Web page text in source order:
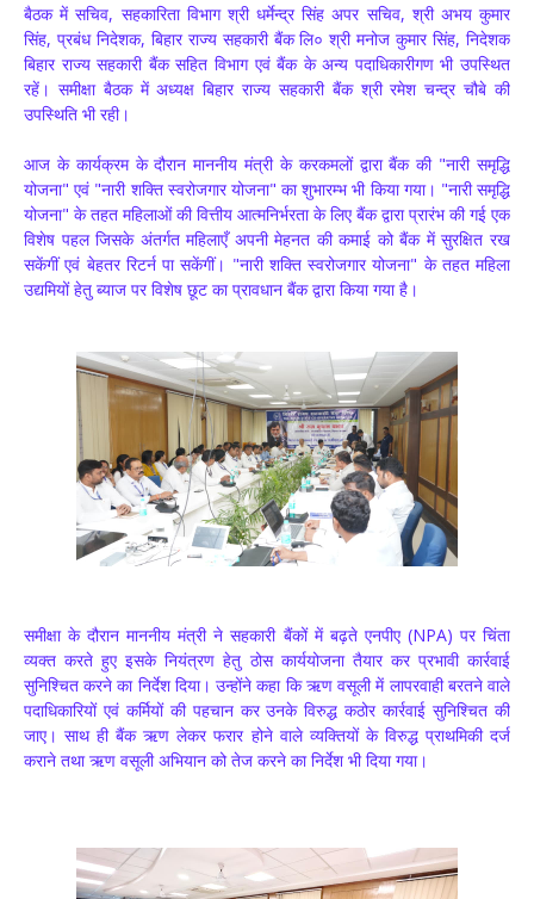
बैठक में सचिव, सहकारिता विभाग श्री धर्मेन्द्र सिंह अपर सचिव, श्री अभय कुमार
सिंह, प्रबंध निदेशक, बिहार राज्य सहकारी बैंक लि० श्री मनोज कुमार सिंह, निदेशक
बिहार राज्य सहकारी बैंक सहित विभाग एवं बैंक के अन्य पदाधिकारीगण भी उपस्थित
रहें। समीक्षा बैठक में अध्यक्ष बिहार राज्य सहकारी बैंक श्री रमेश चन्द्र चौबे की
उपस्थिति भी रही।
आज के कार्यक्रम के दौरान माननीय मंत्री के करकमलों द्वारा बैंक की "नारी समृद्धि
योजना" एवं "नारी शक्ति स्वरोजगार योजना" का शुभारम्भ भी किया गया। "नारी समृद्धि
योजना" के तहत महिलाओं की वित्तीय आत्मनिर्भरता के लिए बैंक द्वारा प्रारंभ की गई एक
विशेष पहल जिसके अंतर्गत महिलाएँ अपनी मेहनत की कमाई को बैंक में सुरक्षित रख
सकेंगीं एवं बेहतर रिटर्न पा सकेंगीं। "नारी शक्ति स्वरोजगार योजना" के तहत महिला
उद्यमियों हेतु ब्याज पर विशेष छूट का प्रावधान बैंक द्वारा किया गया है।
समीक्षा के दौरान माननीय मंत्री ने सहकारी बैंकों में बढ़ते एनपीए (NPA) पर चिंता
व्यक्त करते हुए इसके नियंत्रण हेतु ठोस कार्ययोजना तैयार कर प्रभावी कार्रवाई
सुनिश्चित करने का निर्देश दिया। उन्होंने कहा कि ऋण वसूली में लापरवाही बरतने वाले
पदाधिकारियों एवं कर्मियों की पहचान कर उनके विरुद्ध कठोर कार्रवाई सुनिश्चित की
जाए। साथ ही बैंक ऋण लेकर फरार होने वाले व्यक्तियों के विरुद्ध प्राथमिकी दर्ज
कराने तथा ऋण वसूली अभियान को तेज करने का निर्देश भी दिया गया।